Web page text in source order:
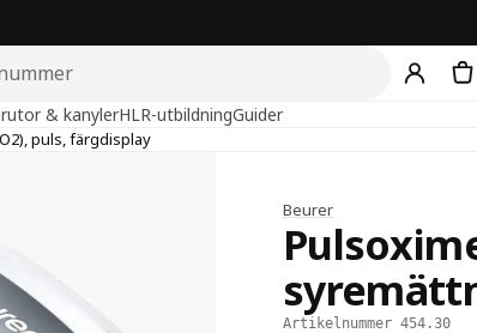
& kanylerHLR-utbildningGuider
puls, färgdisplay
Beurer
Artikelnummer 454.30